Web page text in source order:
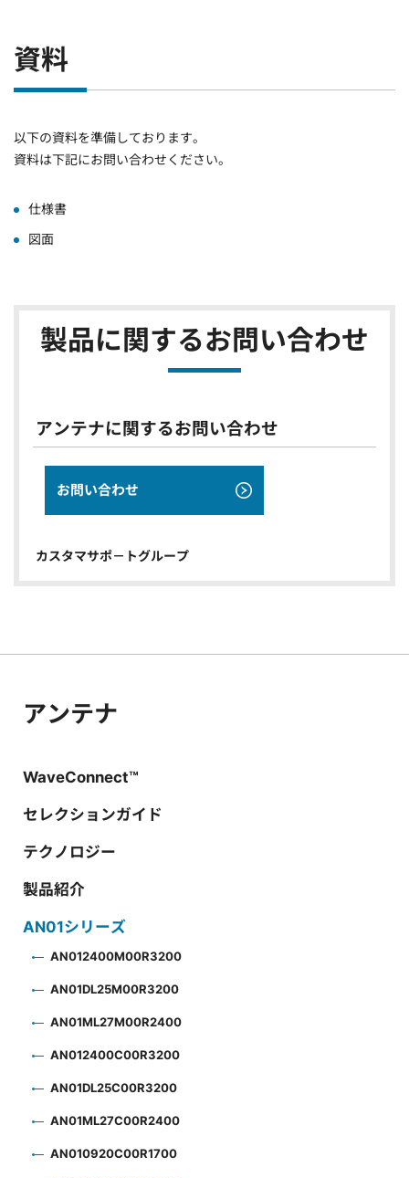
資料
以下の資料を準備しております。
資料は下記にお問い合わせください。
仕様書
図面
製品に関するお問い合わせ
アンテナに関するお問い合わせ
お問い合わせ
カスタマサポ－トグループ
アンテナ
WaveConnect™
セレクションガイド
テクノロジー
製品紹介
AN01シリーズ
AN012400M00R3200
AN01DL25M00R3200
AN01ML27M00R2400
AN012400C00R3200
AN01DL25C00R3200
AN01ML27C00R2400
AN010920C00R1700